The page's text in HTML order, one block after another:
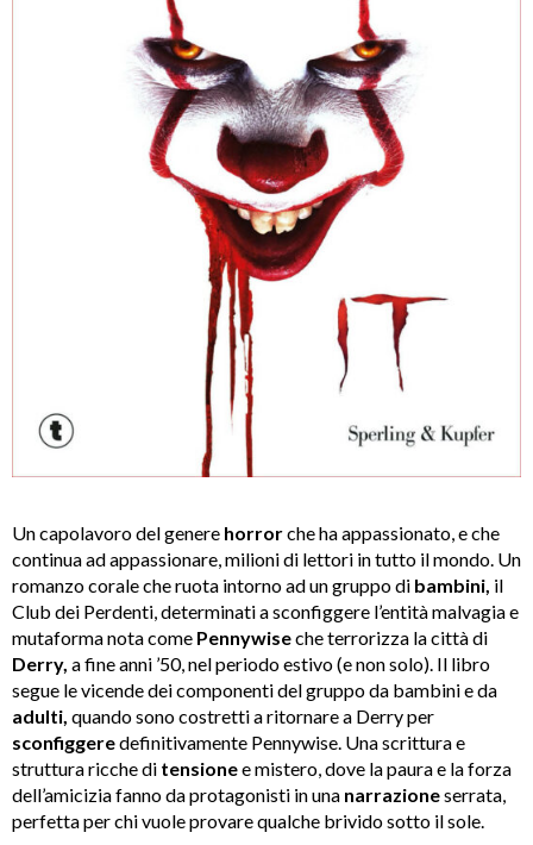
Un capolavoro del genere horrorche ha appassionato, e che
continua ad appassionare, milioni di lettori in tutto il mondo. Un
romanzo corale che ruota intorno ad un gruppo di bambini, il
Club dei Perdenti, determinati a sconfiggere l’entità malvagia e
mutaforma nota come Pennywiseche terrorizza la città di
Derry, a fine anni ’50, nel periodo estivo (e non solo). Il libro
segue le vicende dei componenti del gruppo da bambini e da
adulti, quando sono costretti a ritornare a Derry per
sconfiggeredefinitivamente Pennywise. Una scrittura e
struttura ricche di tensionee mistero, dove la paura e la forza
dell’amicizia fanno da protagonisti in una narrazioneserrata,
perfetta per chi vuole provare qualche brivido sotto il sole.